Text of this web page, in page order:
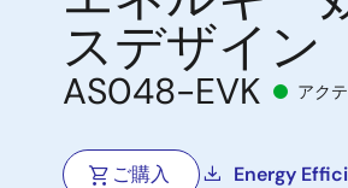
ン
く
ず
スデザイン
AS048-EVK アク
ご購入 Energy